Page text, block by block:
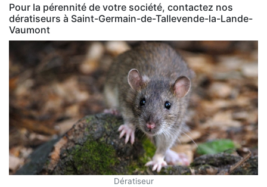
Pour la pérennité de votre société, contactez nos
dératiseurs à Saint-Germain-de-Tallevende-la-Lande-
Vaumont
Dératiseur